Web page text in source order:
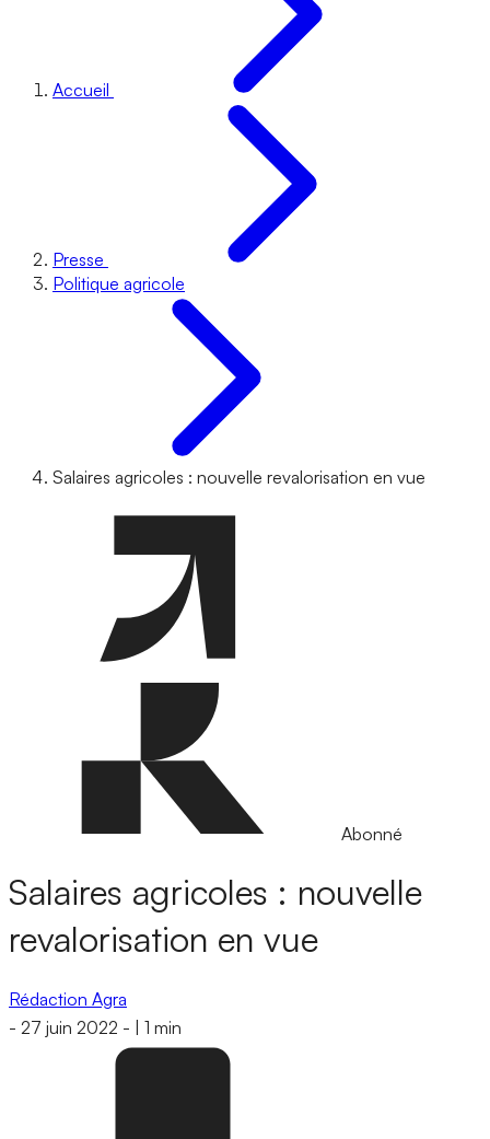
Accueil
Presse
Politique agricole
Salaires agricoles : nouvelle revalorisation en vue
Abonné
Salaires agricoles : nouvelle
revalorisation en vue
Rédaction Agra
- 27 juin 2022 - 1 min